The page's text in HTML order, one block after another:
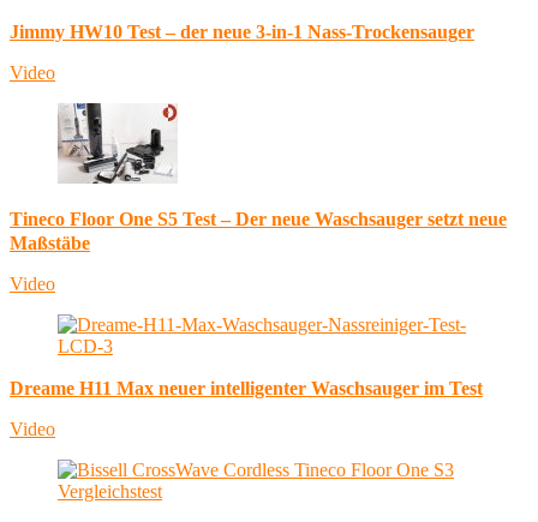
Jimmy HW10 Test – der neue 3-in-1 Nass-Trockensauger
Video
Tineco Floor One S5 Test – Der neue Waschsauger setzt neue
Maßstäbe
Video
Dreame H11 Max neuer intelligenter Waschsauger im Test
Video